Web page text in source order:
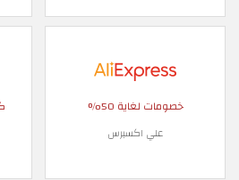
خصومات لغاية 50%
علي اكسبرس